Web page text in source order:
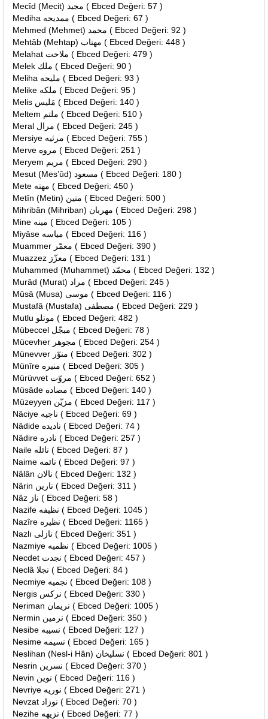
Mecîd (Mecit) مجيد ( Ebced Değeri: 57 )
Mediha ممديحه ( Ebced Değeri: 67 )
Mehmed (Mehmet) محمد ( Ebced Değeri: 92 )
Mehtâb (Mehtap) مهتاب ( Ebced Değeri: 448 )
Melahat ملاحت ( Ebced Değeri: 479 )
Melek ملك ( Ebced Değeri: 90 )
Meliha مليحه ( Ebced Değeri: 93 )
Melike ملكه ( Ebced Değeri: 95 )
Melis مَليس ( Ebced Değeri: 140 )
Meltem ملتم ( Ebced Değeri: 510 )
Meral مرال ( Ebced Değeri: 245 )
Mersiye مرثيه ( Ebced Değeri: 755 )
Merve مروه ( Ebced Değeri: 251 )
Meryem مريم ( Ebced Değeri: 290 )
Mesut (Mes’ûd) مسعود ( Ebced Değeri: 180 )
Mete مهته ( Ebced Değeri: 450 )
Metîn (Metin) متين ( Ebced Değeri: 500 )
Mihribân (Mihriban) مهربان ( Ebced Değeri: 298 )
Mine مينه ( Ebced Değeri: 105 )
Miyâse مياسه ( Ebced Değeri: 116 )
Muammer معمّر ( Ebced Değeri: 390 )
Muazzez معزّز ( Ebced Değeri: 131 )
Muhammed (Muhammet) محمّد ( Ebced Değeri: 132 )
Murâd (Murat) مراد ( Ebced Değeri: 245 )
Mûsâ (Musa) موسى ( Ebced Değeri: 116 )
Mustafâ (Mustafa) مصطفى ( Ebced Değeri: 229 )
Mutlu موتلو ( Ebced Değeri: 482 )
Mübeccel مبجّل ( Ebced Değeri: 78 )
Mücevher مجوهر ( Ebced Değeri: 254 )
Münevver منوّر ( Ebced Değeri: 302 )
Münîre منيره ( Ebced Değeri: 305 )
Mürüvvet مروّت ( Ebced Değeri: 652 )
Müsâde مصاده ( Ebced Değeri: 140 )
Müzeyyen مزيّن ( Ebced Değeri: 117 )
Nâciye ناجيه ( Ebced Değeri: 69 )
Nâdide ناديده ( Ebced Değeri: 74 )
Nâdire نادره ( Ebced Değeri: 257 )
Naile نائله ( Ebced Değeri: 87 )
Naime نائمه ( Ebced Değeri: 97 )
Nâlân نالان ( Ebced Değeri: 132 )
Nârin نارين ( Ebced Değeri: 311 )
Nâz ناز ( Ebced Değeri: 58 )
Nazife نظيفه ( Ebced Değeri: 1045 )
Nazîre نظيره ( Ebced Değeri: 1165 )
Nazlı نازلى ( Ebced Değeri: 351 )
Nazmiye نظميه ( Ebced Değeri: 1005 )
Necdet نجدت ( Ebced Değeri: 457 )
Neclâ نجلا ( Ebced Değeri: 84 )
Necmiye نجميه ( Ebced Değeri: 108 )
Nergis نركس ( Ebced Değeri: 330 )
Neriman نريمان ( Ebced Değeri: 1005 )
Nermin نرمين ( Ebced Değeri: 350 )
Nesibe نسيبه ( Ebced Değeri: 127 )
Nesime نسيمه ( Ebced Değeri: 165 )
Neslihan (Nesl-i Hân) نسليخان ( Ebced Değeri: 801 )
Nesrin نسرين ( Ebced Değeri: 370 )
Nevin نوين ( Ebced Değeri: 116 )
Nevriye نوريه ( Ebced Değeri: 271 )
Nevzat نوزاد ( Ebced Değeri: 70 )
Nezihe نزيهه ( Ebced Değeri: 77 )